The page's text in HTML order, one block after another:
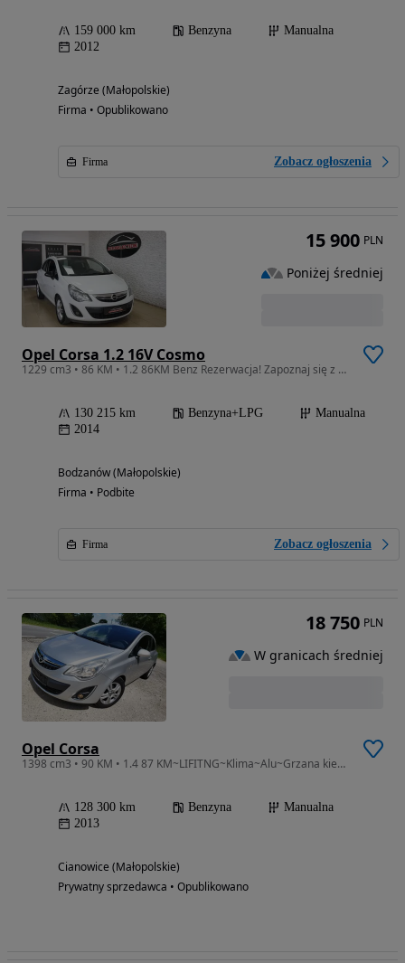
159 000 km Benzyna
Manualna
2012
Zagórze (Małopolskie)
Firma • Opublikowano
Firma Zobacz ogłoszenia
Opel Corsa 1.2 16V Cosmo
1229 cm3 • 86 KM • 1.2 86KM Benz Rezerwacja! Zapoznaj się z całą ofertą Autoselection!
130 215 km Benzyna+LPG
Manualna
2014
Bodzanów (Małopolskie)
Firma • Podbite
Firma Zobacz ogłoszenia
15 900 PLN
Poniżej średniej
Opel Corsa
1398 cm3 • 90 KM • 1.4 87 KM~LIFITNG~Klima~Alu~Grzana kierownica~Soczewki~Tempomat~PDC~
128 300 km Benzyna
Manualna
2013
Cianowice (Małopolskie)
Prywatny sprzedawca • Opublikowano
18 750 PLN
W granicach średniej